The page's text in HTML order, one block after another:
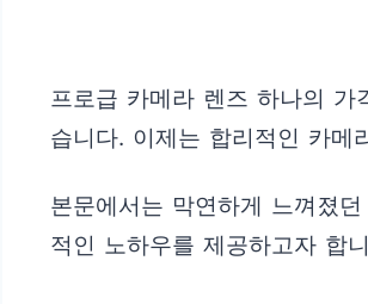
프로급 카메라 렌즈 하나의 가
습니다. 이제는 합리적인 카메
본문에서는 막연하게 느껴졌
적인 노하우를 제공하고자 합